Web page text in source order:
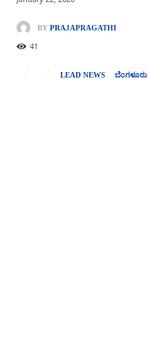
BY PRAJAPRAGATHI
41
LEAD NEWS ಬೆಂಗಳೂರು